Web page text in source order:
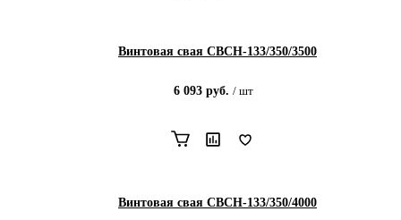
Винтовая свая СВСН-133/350/3500
6 093руб. / шт
Винтовая свая СВСН-133/350/4000